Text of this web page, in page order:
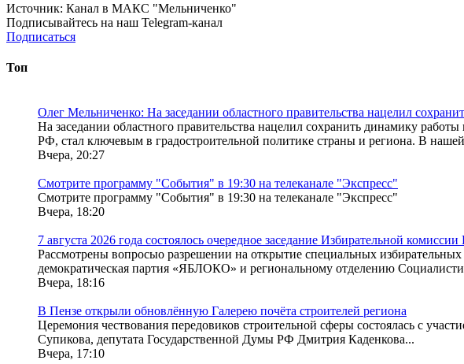
Источник: Канал в МАКС "Мельниченко"
Подписывайтесь на наш Telegram-канал
Подписаться
Топ
Олег Мельниченко: На заседании областного правительства нацелил
На заседании областного правительства нацелил сохранить динамику
РФ, стал ключевым в градостроительной политике страны и региона. В
Вчера, 20:27
Смотрите программу "События" в 19:30 на телеканале "Экспресс"
Смотрите программу "События" в 19:30 на телеканале "Экспресс"
Вчера, 18:20
7 августа 2026 года состоялось очередное заседание Избирательной
Рассмотрены вопросыо разрешении на открытие специальных
демократическая партия «ЯБЛОКО» и региональному отделению
Вчера, 18:16
В Пензе открыли обновлённую Галерею почёта строителей региона
Церемония чествования передовиков строительной сферы состоялась с
Супикова, депутата Государственной Думы РФ Дмитрия Каденкова...
Вчера, 17:10